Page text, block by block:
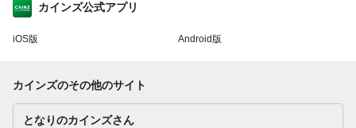
カインズ公式アプリ
iOS版 Android版
カインズのその他のサイト
となりのカインズさん